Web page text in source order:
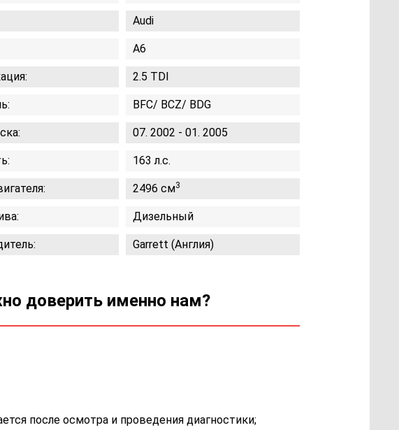
Audi
A6
2.5 TDI
BFC/ BCZ/ BDG
07. 2002 - 01. 2005
163 л.с.
2496 см3
Дизельный
Garrett (Англия)
доверить именно нам?
после осмотра и проведения диагностики;